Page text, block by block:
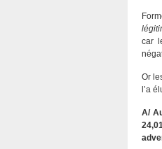
car
Or
l’a
A/